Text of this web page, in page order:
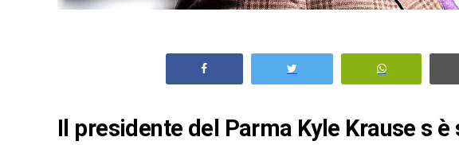
Il presidente del Parma Kyle Krause s